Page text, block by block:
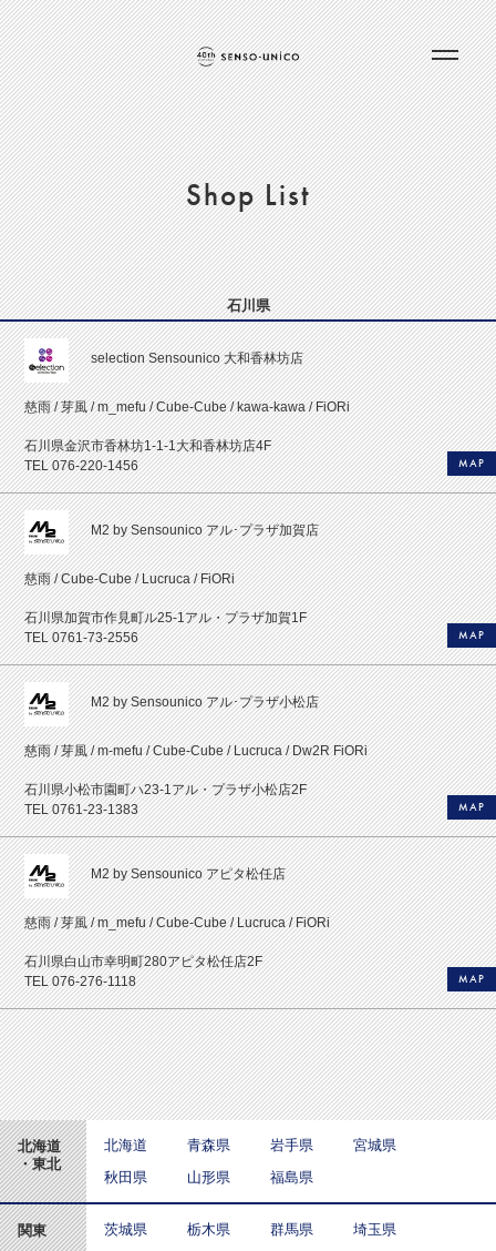
Shop List
石川県
selection Sensounico 大和香林坊店
慈雨 / 芽風 / m_mefu / Cube-Cube / kawa-kawa / FiORi
石川県金沢市香林坊1-1-1大和香林坊店4F
TEL 076-220-1456
MAP
M2 by Sensounico アル･プラザ加賀店
慈雨 / Cube-Cube / Lucruca / FiORi
石川県加賀市作見町ル25-1アル・プラザ加賀1F
TEL 0761-73-2556
MAP
M2 by Sensounico アル･プラザ小松店
慈雨 / 芽風 / m-mefu / Cube-Cube / Lucruca / Dw2R FiORi
石川県小松市園町ハ23-1アル・プラザ小松店2F
TEL 0761-23-1383
MAP
M2 by Sensounico アピタ松任店
慈雨 / 芽風 / m_mefu / Cube-Cube / Lucruca / FiORi
石川県白山市幸明町280アピタ松任店2F
TEL 076-276-1118
MAP
北海道
・東北
北海道 青森県 岩手県
宮城県
秋田県
山形県 福島県
関東 茨城県 栃木県 群馬県
埼玉県